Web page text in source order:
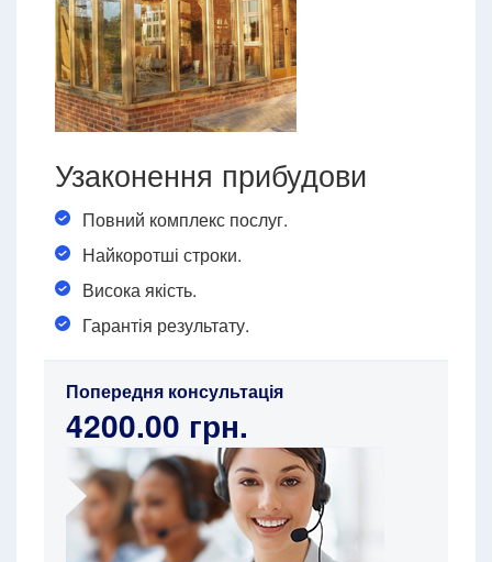
Узаконення прибудови
Повний комплекс послуг.
Найкоротші строки.
Висока якість.
Гарантія результату.
Попередня консультація
4200.00 грн.